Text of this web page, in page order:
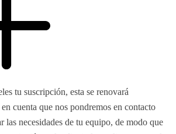
tu suscripción, esta se renovará
cuenta que nos pondremos en contacto
las necesidades de tu equipo, de modo que